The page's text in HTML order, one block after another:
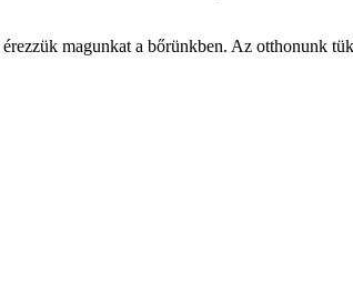
magunkat a bőrünkben. Az otthonunk